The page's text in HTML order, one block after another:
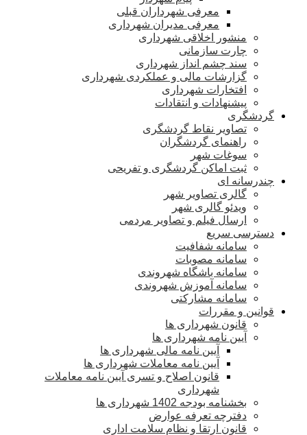
معرفی شهرداران قبلی
معرفی مدیران شهرداری
منشور اخلاقی شهرداری
چارت سازمانی
سند چشم انداز شهرداری
گزارشات مالی و عملکردی شهرداری
افتخارات شهرداری
پیشنهادات و انتقادات
گردشگری
تصاویر نقاط گردشگری
راهنمای گردشگران
سوغات شهر
ثبت اماکن گردشگری و تفریحی
چندرسانه ای
گالری تصاویر شهر
ویدئو گالری شهر
ارسال فیلم و تصاویر مردمی
دسترسی سریع
سامانه شفافیت
سامانه مصوبات
سامانه باشگاه شهروندی
سامانه آموزش شهروندی
سامانه مشارکتی
قوانین و مقررات
قانون شهرداری ها
آیین نامه شهرداری ها
آیین نامه مالی شهرداری ها
آیین نامه معاملات شهرداری ها
قانون اصلاح و تسری آیین نامه معاملات
شهرداری
بخشنامه بودجه 1402 شهرداری ها
دفترچه تعرفه عوارض
قانون ارتقا و نظام سلامت اداری